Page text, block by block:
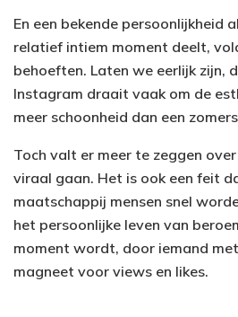
En een bekende persoonlijkheid
relatief intiem moment deelt,
behoeften. Laten we eerlijk zijn,
Instagram draait vaak om de
meer schoonheid dan een
Toch valt er meer te zeggen
viraal gaan. Het is ook een feit
maatschappij mensen snel
het persoonlijke leven van
moment wordt, door iemand
magneet voor views en likes.